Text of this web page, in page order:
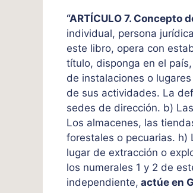
“ARTÍCULO 7.
individual, persona
este libro, opera con
título, disponga en el
de instalaciones o
de sus actividades. La
sedes de dirección. b)
Los almacenes, las
forestales o pecuarias. h)
lugar de extracción o
los numerales 1 y 2 de
independiente, actúe en